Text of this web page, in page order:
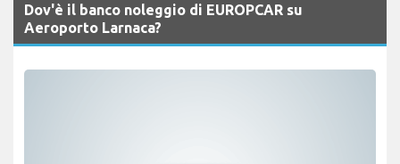
Dov'è il banco noleggio di EUROPCAR su
Aeroporto Larnaca?